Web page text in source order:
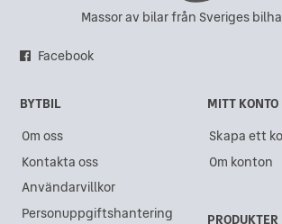
Peugeot i Visby
Peugeot i Boden
Peugeot i Sollentuna
Peugeot i Trollhättan
Massor av bilar från Sveriges
Facebook
BYTBIL
Om oss
Kontakta oss
Användarvillkor
Personuppgiftshantering
MITT KONTO
Skapa ett
Om konton
PRODUKTER